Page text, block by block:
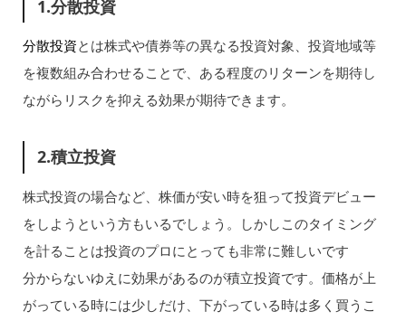
1.分散投資
分散投資とは株式や債券等の異なる投資対象、投資地域等
を複数組み合わせることで、ある程度のリターンを期待し
ながらリスクを抑える効果が期待できます。
2.積立投資
株式投資の場合など、株価が安い時を狙って投資デビュー
をしようという方もいるでしょう。しかしこのタイミング
を計ることは投資のプロにとっても非常に難しいです
分からないゆえに効果があるのが積立投資です。価格が上
がっている時には少しだけ、下がっている時は多く買うこ